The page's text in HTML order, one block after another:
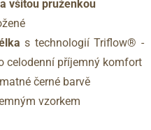
všitou pruženkou
s technologií Triflow® -
celodenní příjemný komfort
černé barvě
vzorkem